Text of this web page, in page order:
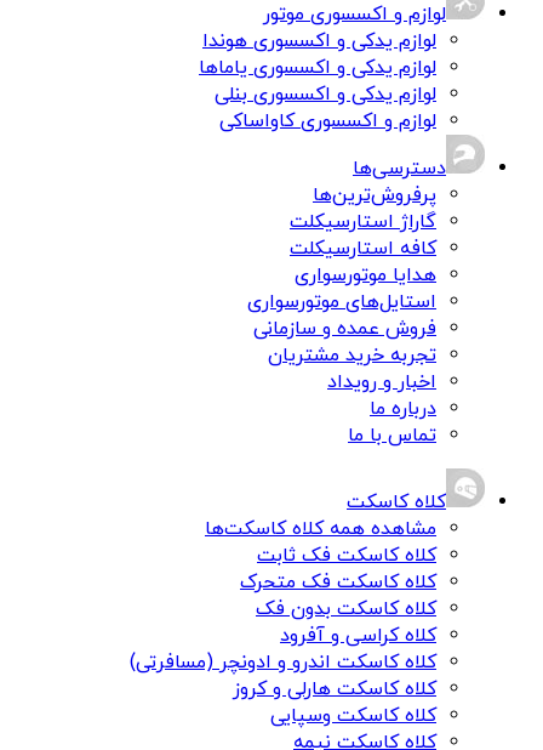
لوازم و اکسسوری موتور
لوازم یدکی و اکسسوری هوندا
لوازم یدکی و اکسسوری یاماها
لوازم یدکی و اکسسوری بنلی
لوازم و اکسسوری کاواساکی
دسترسی‌ها
پرفروش‌ترین‌ها
گاراژ استارسیکلت
کافه استارسیکلت
هدایا موتورسواری
استایل‌های موتورسواری
فروش عمده و سازمانی
تجربه خرید مشتریان
اخبار و رویداد
درباره ما
تماس با ما
کلاه کاسکت
مشاهده همه کلاه کاسکت‌ها
کلاه کاسکت فک ثابت
کلاه کاسکت فک متحرک
کلاه کاسکت بدون فک
کلاه کراسی و آفرود
کلاه کاسکت اندرو و ادونچر (مسافرتی)
کلاه کاسکت هارلی و کروز
کلاه کاسکت وسپایی
کلاه کاسکت نیمه